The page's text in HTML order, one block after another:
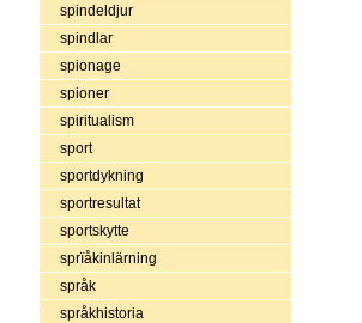
spindeldjur
spindlar
spionage
spioner
spiritualism
sport
sportdykning
sportresultat
sportskytte
sprïåkinlärning
språk
språkhistoria